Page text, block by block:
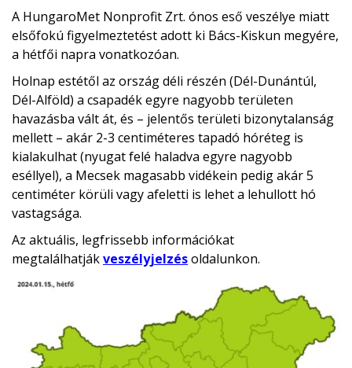
A HungaroMet Nonprofit Zrt. ónos eső veszélye miatt
elsőfokú figyelmeztetést adott ki Bács-Kiskun megyére,
a hétfői napra vonatkozóan.
Holnap estétől az ország déli részén (Dél-Dunántúl,
Dél-Alföld) a csapadék egyre nagyobb területen
havazásba vált át, és – jelentős területi bizonytalanság
mellett – akár 2-3 centiméteres tapadó hóréteg is
kialakulhat (nyugat felé haladva egyre nagyobb
eséllyel), a Mecsek magasabb vidékein pedig akár 5
centiméter körüli vagy afeletti is lehet a lehullott hó
vastagsága.
Az aktuális, legfrissebb információkat
megtalálhatjákveszélyjelzésoldalunkon.